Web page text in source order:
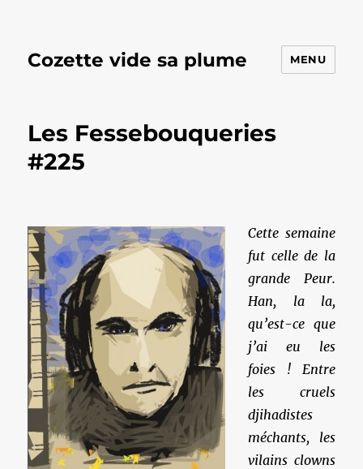
Cozette vide sa plume MENU
Les Fessebouqueries
#225
Cette semaine
fut celle de la
grande Peur.
Han, la la,
qu’est-ce que
j’ai eu les
foies ! Entre
les cruels
djihadistes
méchants, les
vilains clowns